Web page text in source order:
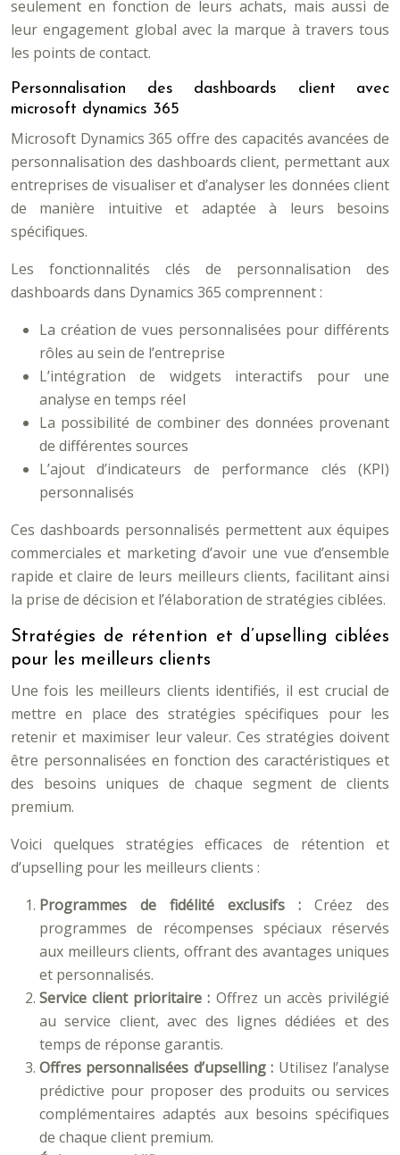
seulement en fonction de leurs achats, mais aussi de
leur engagement global avec la marque à travers tous
les points de contact.
Personnalisation des dashboards client avec
microsoft dynamics 365
Microsoft Dynamics 365 offre des capacités avancées de
personnalisation des dashboards client, permettant aux
entreprises de visualiser et d’analyser les données client
de manière intuitive et adaptée à leurs besoins
spécifiques.
Les fonctionnalités clés de personnalisation des
dashboards dans Dynamics 365 comprennent :
La création de vues personnalisées pour différents
rôles au sein de l’entreprise
L’intégration de widgets interactifs pour une
analyse en temps réel
La possibilité de combiner des données provenant
de différentes sources
L’ajout d’indicateurs de performance clés (KPI)
personnalisés
Ces dashboards personnalisés permettent aux équipes
commerciales et marketing d’avoir une vue d’ensemble
rapide et claire de leurs meilleurs clients, facilitant ainsi
la prise de décision et l’élaboration de stratégies ciblées.
Stratégies de rétention et d’upselling ciblées
pour les meilleurs clients
Une fois les meilleurs clients identifiés, il est crucial de
mettre en place des stratégies spécifiques pour les
retenir et maximiser leur valeur. Ces stratégies doivent
être personnalisées en fonction des caractéristiques et
des besoins uniques de chaque segment de clients
premium.
Voici quelques stratégies efficaces de rétention et
d’upselling pour les meilleurs clients :
Programmes de fidélité exclusifs : Créez des
programmes de récompenses spéciaux réservés
aux meilleurs clients, offrant des avantages uniques
et personnalisés.
Service client prioritaire : Offrez un accès privilégié
au service client, avec des lignes dédiées et des
temps de réponse garantis.
Offres personnalisées d’upselling : Utilisez l’analyse
prédictive pour proposer des produits ou services
complémentaires adaptés aux besoins spécifiques
de chaque client premium.